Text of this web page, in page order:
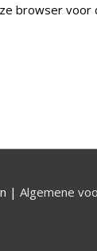
browser
| Algemene